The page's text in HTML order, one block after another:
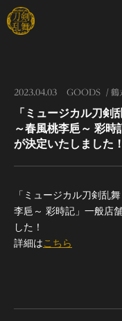
2023.04.03 GOODS 鶴
「ミュージカル刀
～春風桃李巵～ 彩
が決定いたしました！
「ミュージカル刀剣乱
李巵～ 彩時記」一般店
した！
詳細はこちら